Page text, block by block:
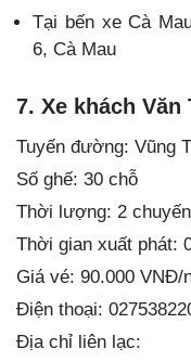
Tại bến xe Cà
6, Cà Mau
7. Xe khách Văn
Tuyến đường: Vũng
Số ghế: 30 chỗ
Thời lượng: 2
Thời gian xuất phát:
Giá vé: 90.000 VNĐ/
Điện thoại:
Địa chỉ liên lạc: